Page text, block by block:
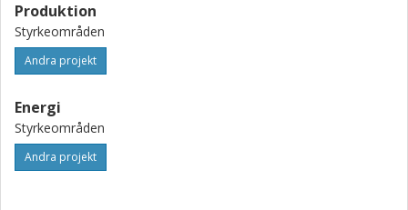
Produktion
Styrkeområden
Andra projekt
Energi
Styrkeområden
Andra projekt